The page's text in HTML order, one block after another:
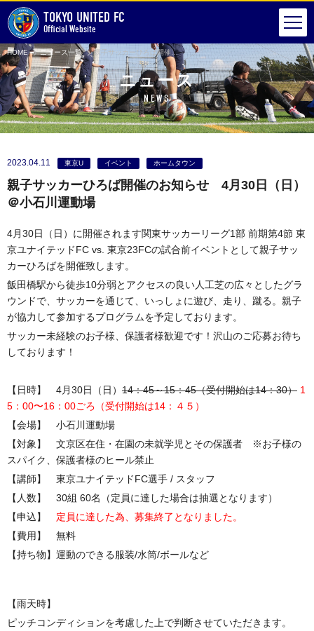
TOKYO UNITED FC
Official Website
HOME ニュース一覧 親子サッカーひろば開催のお知らせ 4月30日（日）＠小石川運動場
ニュース
NEWS
2023.04.11 東京U イベント ホームタウン
親子サッカーひろば開催のお知らせ 4月30日（日）
＠小石川運動場
4月30日（日）に開催されます関東サッカーリーグ1部 前期第4節 東
京ユナイテッドFC vs. 東京23FCの試合前イベントとして親子サッ
カーひろばを開催致します。
飯田橋駅から徒歩10分弱とアクセスの良い人工芝の広々としたグラ
ウンドで、サッカーを通じて、いっしょに遊び、走り、蹴る。親子
が協力して参加するプログラムを予定しております。
サッカー未経験のお子様、保護者様歓迎です！沢山のご応募お待ち
しております！
【日時】 4月30日（日） 14：45～15：45（受付開始は14：30） 1
5：00〜16：00ごろ（受付開始は14：４５）
【会場】 小石川運動場
【対象】 文京区在住・在園の未就学児とその保護者 ※お子様の
スパイク、保護者様のヒール禁止
【講師】 東京ユナイテッドFC選手 / スタッフ
【人数】 30組 60名（定員に達した場合は抽選となります）
【申込】 定員に達した為、募集終了となりました。
【費用】 無料
【持ち物】運動のできる服装/水筒/ボールなど
【雨天時】
ピッチコンディションを考慮した上で判断させていただきます。